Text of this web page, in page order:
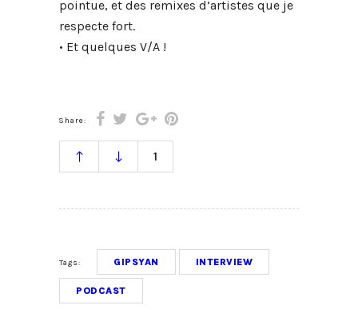
pointue, et des remixes d’artistes que je
respecte fort.
• Et quelques V/A !
Share:
1
Tags: GIPSYAN INTERVIEW
PODCAST